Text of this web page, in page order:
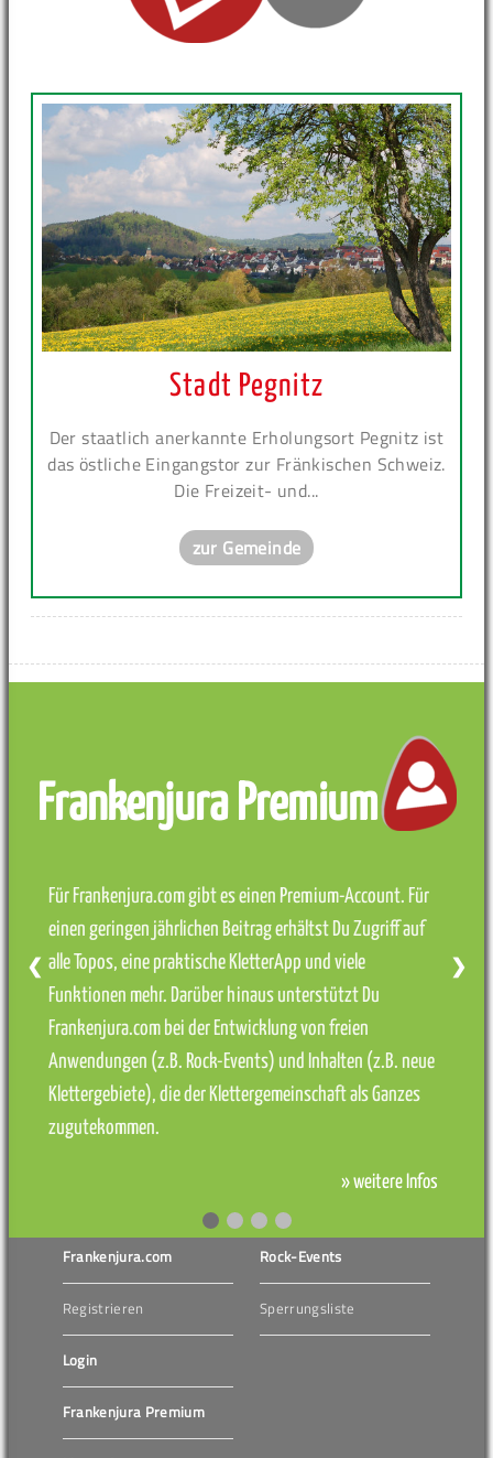
Stadt Pegnitz
Der staatlich anerkannte Erholungsort Pegnitz ist
das östliche Eingangstor zur Fränkischen Schweiz.
Die Freizeit- und...
zur Gemeinde
Frankenjura Premium
Für Frankenjura.com gibt es einen Premium-Account. Für
einen geringen jährlichen Beitrag erhältst Du Zugriff auf
alle Topos, eine praktische KletterApp und viele
Funktionen mehr. Darüber hinaus unterstützt Du
Frankenjura.com bei der Entwicklung von freien
Anwendungen (z.B. Rock-Events) und Inhalten (z.B. neue
Klettergebiete), die der Klettergemeinschaft als Ganzes
zugutekommen.
» weitere Infos
❮ ❯
Frankenjura.com
Registrieren
Login
Frankenjura Premium
Rock-Events
Sperrungsliste